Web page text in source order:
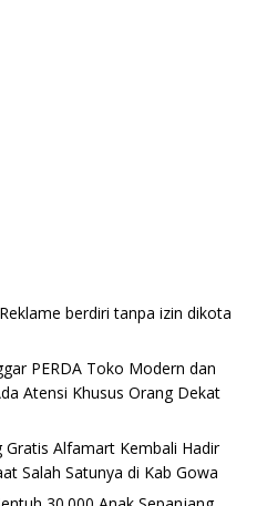
berdiri tanpa izin dikota
PERDA Toko Modern dan
Atensi Khusus Orang Dekat
Alfamart Kembali Hadir
Salah Satunya di Kab Gowa